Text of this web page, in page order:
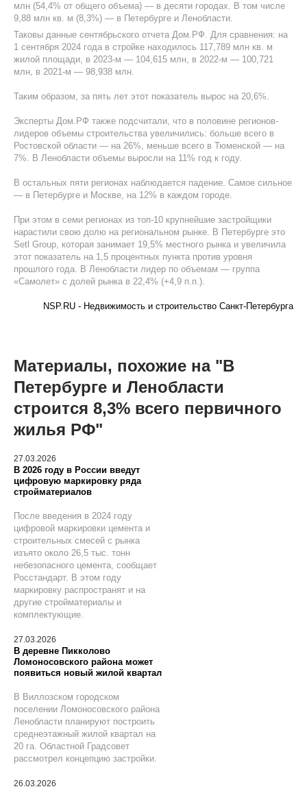
млн (54,4% от общего объема) — в десяти городах. В том числе
9,88 млн кв. м (8,3%) — в Петербурге и Ленобласти.
Таковы данные сентябрьского отчета Дом.РФ. Для сравнения: на
1 сентября 2024 года в стройке находилось 117,789 млн кв. м
жилой площади, в 2023-м — 104,615 млн, в 2022-м — 100,721
млн, в 2021-м — 98,938 млн.
Таким образом, за пять лет этот показатель вырос на 20,6%.
Эксперты Дом.РФ также подсчитали, что в половине регионов-
лидеров объемы строительства увеличились: больше всего в
Ростовской области — на 26%, меньше всего в Тюменской — на
7%. В Ленобласти объемы выросли на 11% год к году.
В остальных пяти регионах наблюдается падение. Самое сильное
— в Петербурге и Москве, на 12% в каждом городе.
При этом в семи регионах из топ-10 крупнейшие застройщики
нарастили свою долю на региональном рынке. В Петербурге это
Setl Group, которая занимает 19,5% местного рынка и увеличила
этот показатель на 1,5 процентных пункта против уровня
прошлого года. В Ленобласти лидер по объемам — группа
«Самолет» с долей рынка в 22,4% (+4,9 п.п.).
NSP.RU - Недвижимость и строительство Санкт-Петербурга
Материалы, похожие на "В
Петербурге и Ленобласти
строится 8,3% всего первичного
жилья РФ"
27.03.2026
В 2026 году в России введут
цифровую маркировку ряда
стройматериалов
После введения в 2024 году
цифровой маркировки цемента и
строительных смесей с рынка
изъято около 26,5 тыс. тонн
небезопасного цемента, сообщает
Росстандарт. В этом году
маркировку распространят и на
другие стройматериалы и
комплектующие.
27.03.2026
В деревне Пикколово
Ломоносовского района может
появиться новый жилой квартал
В Виллозском городском
поселении Ломоносовского района
Ленобласти планируют построить
среднеэтажный жилой квартал на
20 га. Областной Градсовет
рассмотрел концепцию застройки.
26.03.2026